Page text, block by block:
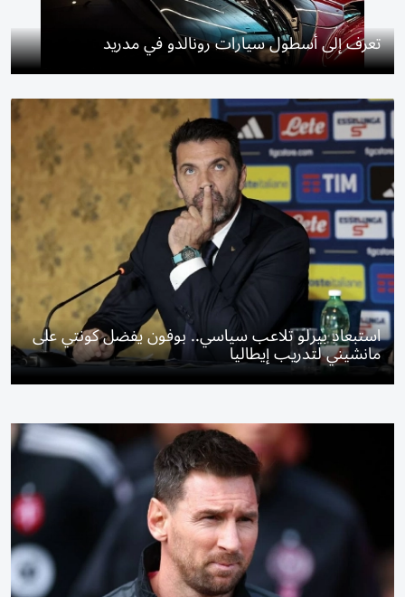
تعرف إلى أسطول سيارات رونالدو في مدريد
استبعاد بيرلو تلاعب سياسي.. بوفون يفضل كونتي على
مانشيني لتدريب إيطاليا